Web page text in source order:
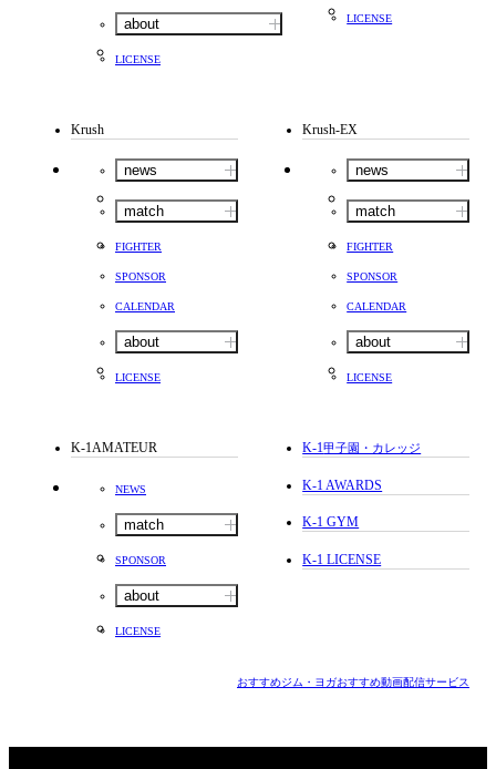
about
LICENSE
LICENSE
Krush
news
match
FIGHTER
SPONSOR
CALENDAR
about
LICENSE
Krush-EX
news
match
FIGHTER
SPONSOR
CALENDAR
about
LICENSE
K-1AMATEUR
NEWS
match
SPONSOR
about
LICENSE
K-1甲子園・カレッジ
K-1 AWARDS
K-1 GYM
K-1 LICENSE
おすすめジム・ヨガおすすめ動画配信サービス